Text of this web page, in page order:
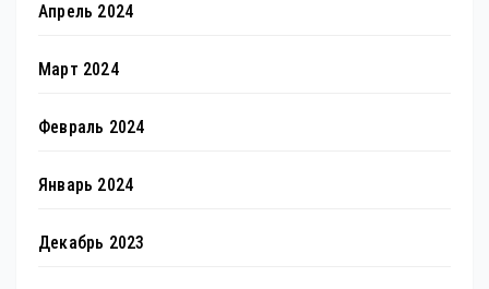
Апрель 2024
Март 2024
Февраль 2024
Январь 2024
Декабрь 2023